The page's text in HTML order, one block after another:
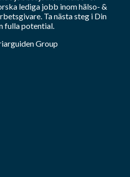
lediga jobb inomhälso- &
Ta nästa steg i Din
fulla potential.
Group